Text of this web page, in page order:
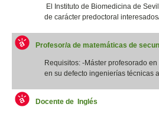
El Instituto de Biomedicina de
de carácter predoctoral
Profesor/a de matemáticas de
Requisitos: -Máster profesorado
en su defecto ingenierías técnicas
Docente de Inglés